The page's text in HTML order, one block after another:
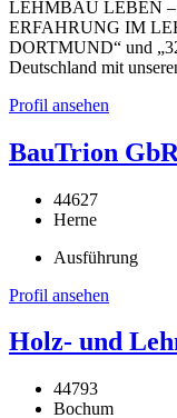
LEHMBAU LEBEN
ERFAHRUNG IM
DORTMUND“ und
Deutschland mit
Profil ansehen
BauTrion GbR
44627
Herne
Ausführung
Profil ansehen
Holz- und
44793
Bochum